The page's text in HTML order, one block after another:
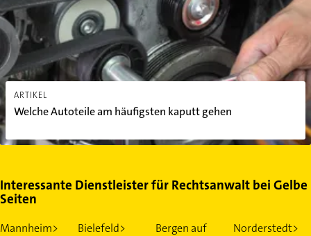
ARTIKEL
Welche Autoteile am häufigsten kaputt gehen
Interessante Dienstleister für Rechtsanwalt bei Gelbe
Seiten
Mannheim> Bielefeld>
Bergen auf
Norderstedt>